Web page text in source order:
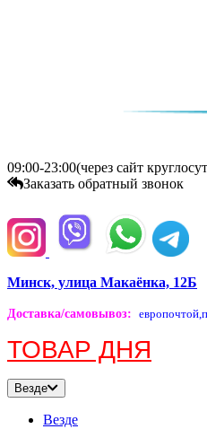
09:00-23:00(через сайт
Заказать обратный звонок
Минск, улица Макаёнка, 12Б
Доставка/самовывоз: европочтой,
ТОВАР ДНЯ
Везде
Везде